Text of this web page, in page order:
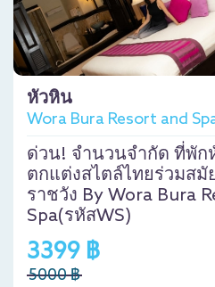
หัวหิน
Wora Bura Resort and
ด่วน! จำนวนจำกัด ที่พัก
ตกแต่งสไตล์ไทยร่วมส
ราชวัง By Wora Bura
Spa(รหัสWS)
3399 ฿
5000 ฿